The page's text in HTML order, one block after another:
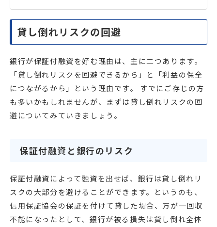
貸し倒れリスクの回避
銀行が保証付融資を好む理由は、主に二つあります。
「貸し倒れリスクを回避できるから」と「利益の保全
につながるから」という理由です。 すでにご存じの方
も多いかもしれませんが、まずは貸し倒れリスクの回
避についてみていきましょう。
保証付融資と銀行のリスク
保証付融資によって融資を出せば、銀行は貸し倒れリ
スクの大部分を避けることができます。というのも、
信用保証協会の保証を付けて貸した場合、万が一回収
不能になったとして、銀行が被る損失は貸し倒れ全体